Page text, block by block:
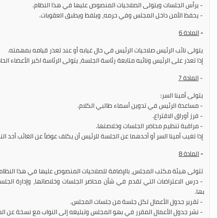
- يرأس الجلسات ويتولى الصلاحيات المنصوص عليها في هذا النظام.
- يحفظ الأمن داخل المجلس وفي حرمه، ويلفظ ويطبق العقوبات.
-المادة
يتولى نائب الرئيس صلاحيات الرئيس في حال غيابه أو عند تعذر قيامه بمهمته.
إذا تعذر على الرئيس ونائبه متابعة رئاسة الجلسة، يتولى الرئاسة اكبر الأعضاء
-المادة 7
يتولى أمينا السر:
- مساعدة الرئيس في تدوين أسماء طالبي الكلام.
- فرز أوراق الاقتراع.
- مراقبة تنظيم محاضر الجلسات وخلاصتها.
إذا تغيب أمينا السر أو أحدهما عن الجلسة للرئيس أن يكلف عوضاً عن الغائب أحد
-المادة 8
تتولى هيئة مكتب المجلس، بالإضافة للصلاحيات المنصوص عليها في هذا
- درس الاعتراضات التي تقدم في شأن محاضر الجلسات وخلاصاتها، وإدارة
بها.
- تقرير جدول الأعمال لكل جلسة من جلسات المجلس.
- نشر جدول الأعمال المقرر في بهو المجلس وتبليغه إلى النواب مع نسخة عن